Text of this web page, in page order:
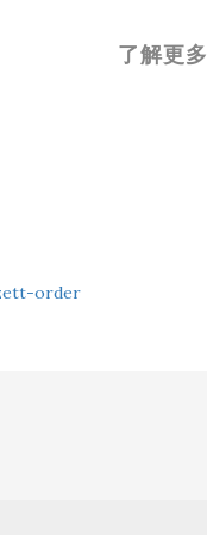
了解更多
order